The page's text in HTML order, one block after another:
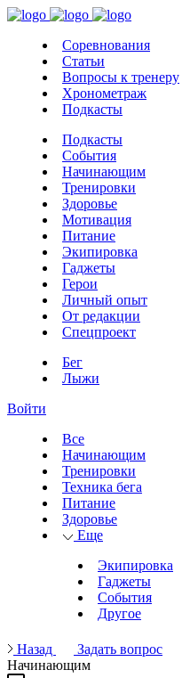
Соревнования
Статьи
Вопросы к тренеру
Хронометраж
Подкасты
Подкасты
События
Начинающим
Тренировки
Здоровье
Мотивация
Питание
Экипировка
Гаджеты
Герои
Личный опыт
От редакции
Спецпроект
Бег
Лыжи
Войти
Все
Начинающим
Тренировки
Техника бега
Питание
Здоровье
Еще
Экипировка
Гаджеты
События
Другое
Назад
Задать вопрос
Начинающим